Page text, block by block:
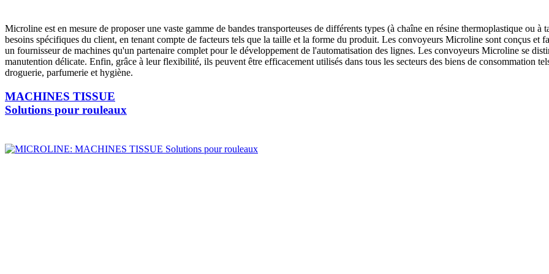
Microline est en mesure de proposer une vaste gamme de bandes transporteuses de différents types (à chaîne en résine thermoplastique ou
besoins spécifiques du client, en tenant compte de facteurs tels que la taille et la forme du produit. Les convoyeurs Microline sont conçus et
un fournisseur de machines qu'un partenaire complet pour le développement de l'automatisation des lignes. Les convoyeurs Microline se
manutention délicate. Enfin, grâce à leur flexibilité, ils peuvent être efficacement utilisés dans tous les secteurs des biens de consommation
droguerie, parfumerie et hygiène.
MACHINES TISSUE
Solutions pour rouleaux